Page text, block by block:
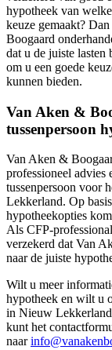
hypotheek van
keuze gemaakt?
Boogaard
dat u de juiste
om u een goede
kunnen bieden.
Van Aken &
tussenpersoon
Van Aken &
professioneel advies
tussenpersoon voor
Lekkerland. Op
hypotheekopties
Als CFP-
verzekerd dat Van
naar de juiste
Wilt u meer
hypotheek en wilt u
in Nieuw
kunt het
naar